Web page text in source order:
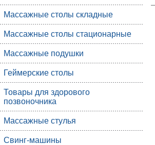
Массажные столы складные
Массажные столы стационарные
Массажные подушки
Геймерские столы
Товары для здорового
позвоночника
Массажные стулья
Свинг-машины